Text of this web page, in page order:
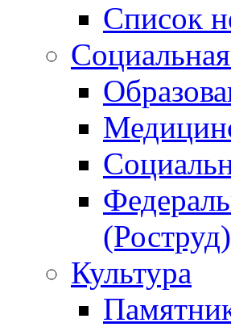
Список
(Роструд)
Культура